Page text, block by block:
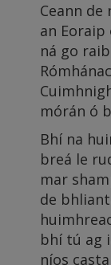
Ceann
an
ná go
mórán ó
Bhí na
breá le
mar
de
bhí tú ag
níos